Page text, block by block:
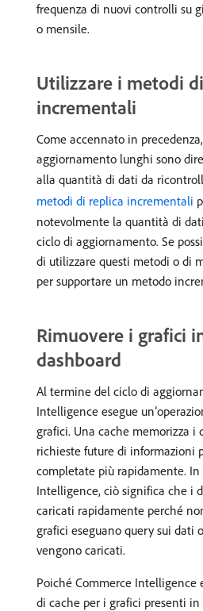
frequenza di nuovi controlli su
o mensile.
Utilizzare i metodi
incrementali
Come accennato in
aggiornamento lunghi sono
alla quantità di dati da
metodi di replica incrementali
notevolmente la quantità di
ciclo di aggiornamento. Se
di utilizzare questi metodi o di
per supportare un metodo
Rimuovere i grafici
dashboard
Al termine del ciclo di
Intelligence esegue
grafici. Una cache memorizza i
richieste future di informazioni
completate più rapidamente. In
Intelligence, ciò significa che i
caricati rapidamente perché
grafici eseguano query sui dati
vengono caricati.
Poiché Commerce Intelligence
di cache per i grafici presenti in